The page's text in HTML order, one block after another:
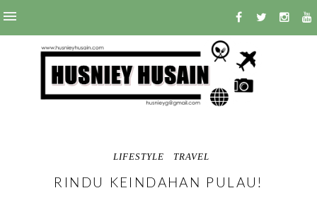
LIFESTYLE TRAVEL
RINDU KEINDAHAN PULAU!